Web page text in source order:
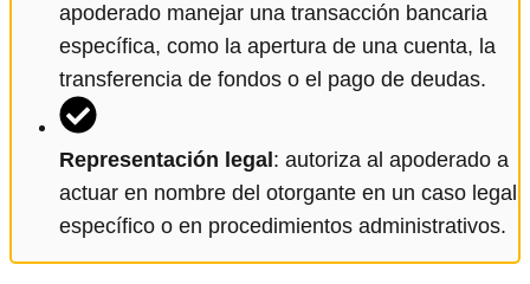
apoderado manejar una transacción bancaria
específica, como la apertura de una cuenta, la
transferencia de fondos o el pago de deudas.
Representación legal : autoriza al apoderado a
actuar en nombre del otorgante en un caso legal
específico o en procedimientos administrativos.